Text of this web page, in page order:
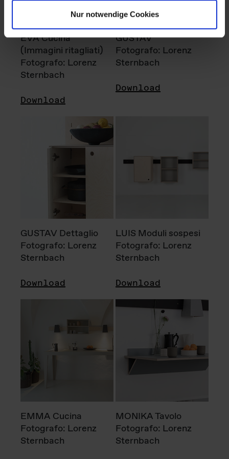
Nur notwendige Cookies
EVA Cucina
(Immagini ritagliati)
Fotografo: Lorenz
Sternbach
Download
GUSTAV
Fotografo: Lorenz
Sternbach
Download
GUSTAV Dettaglio
Fotografo: Lorenz
Sternbach
Download
LUIS Moduli sospesi
Fotografo: Lorenz
Sternbach
Download
EMMA Cucina
Fotografo: Lorenz
Sternbach
MONIKA Tavolo
Fotografo: Lorenz
Sternbach